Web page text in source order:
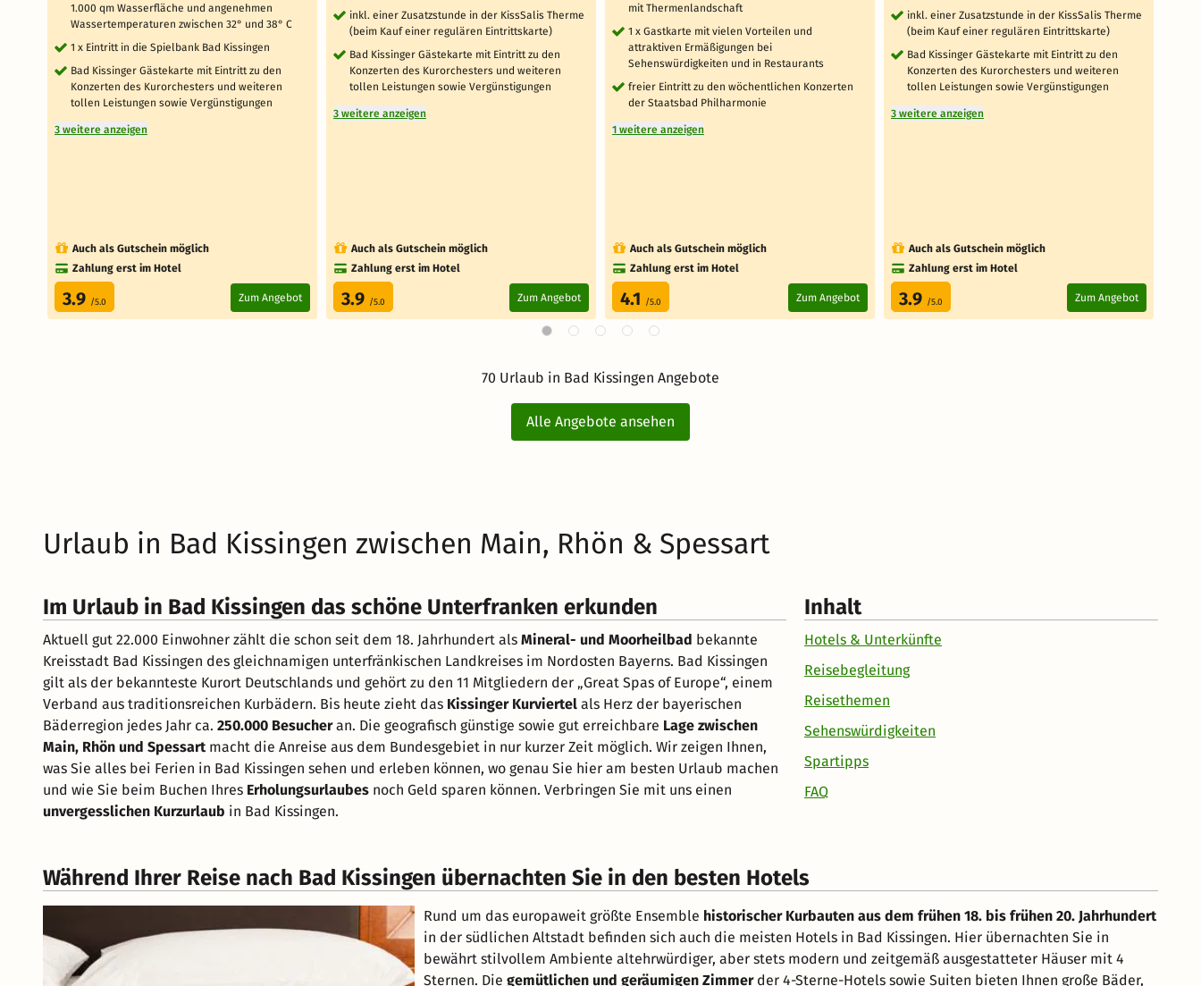
1.000 qm Wasserfläche und angenehmen
Wassertemperaturen zwischen 32° und 38° C
1 x Eintritt in die Spielbank Bad Kissingen
Bad Kissinger Gästekarte mit Eintritt zu den
Konzerten des Kurorchesters und weiteren
tollen Leistungen sowie Vergünstigungen
3 weitere anzeigen
Auch als Gutschein möglich
Zahlung erst im Hotel
3.9 /5.0 Zum Angebot
inkl. einer Zusatzstunde in der KissSalis Therme
(beim Kauf einer regulären Eintrittskarte)
Bad Kissinger Gästekarte mit Eintritt zu den
Konzerten des Kurorchesters und weiteren
tollen Leistungen sowie Vergünstigungen
3 weitere anzeigen
Auch als Gutschein möglich
Zahlung erst im Hotel
3.9 /5.0 Zum Angebot
mit Thermenlandschaft
1 x Gastkarte mit vielen Vorteilen und
attraktiven Ermäßigungen bei
Sehenswürdigkeiten und in Restaurants
freier Eintritt zu den wöchentlichen Konzerten
der Staatsbad Philharmonie
1 weitere anzeigen
Auch als Gutschein möglich
Zahlung erst im Hotel
4.1 /5.0 Zum Angebot
inkl. einer Zusatzstunde in der KissSalis Therme
(beim Kauf einer regulären Eintrittskarte)
Bad Kissinger Gästekarte mit Eintritt zu den
Konzerten des Kurorchesters und weiteren
tollen Leistungen sowie Vergünstigungen
3 weitere anzeigen
Auch als Gutschein möglich
Zahlung erst im Hotel
3.9 /5.0 Zum Angebot
70 Urlaub in Bad Kissingen Angebote
Alle Angebote ansehen
Urlaub in Bad Kissingen zwischen Main, Rhön & Spessart
Im Urlaub in Bad Kissingen das schöne Unterfranken erkunden
Aktuell gut 22.000 Einwohner zählt die schon seit dem 18. Jahrhundert als Mineral- und Moorheilbad bekannte
Kreisstadt Bad Kissingen des gleichnamigen unterfränkischen Landkreises im Nordosten Bayerns. Bad Kissingen
gilt als der bekannteste Kurort Deutschlands und gehört zu den 11 Mitgliedern der „Great Spas of Europe“, einem
Verband aus traditionsreichen Kurbädern. Bis heute zieht das Kissinger Kurviertel als Herz der bayerischen
Bäderregion jedes Jahr ca. 250.000 Besucheran. Die geografisch günstige sowie gut erreichbare Lage zwischen
Main, Rhön und Spessartmacht die Anreise aus dem Bundesgebiet in nur kurzer Zeit möglich. Wir zeigen Ihnen,
was Sie alles bei Ferien in Bad Kissingen sehen und erleben können, wo genau Sie hier am besten Urlaub machen
und wie Sie beim Buchen Ihres Erholungsurlaubes noch Geld sparen können. Verbringen Sie mit uns einen
unvergesslichen Kurzurlaub in Bad Kissingen.
Inhalt
Hotels & Unterkünfte
Reisebegleitung
Reisethemen
Sehenswürdigkeiten
Spartipps
FAQ
Während Ihrer Reise nach Bad Kissingen übernachten Sie in den besten Hotels
Rund um das europaweit größte Ensemble historischer Kurbauten aus dem frühen 18. bis frühen 20. Jahrhundert
in der südlichen Altstadt befinden sich auch die meisten Hotels in Bad Kissingen. Hier übernachten Sie in
bewährt stilvollem Ambiente altehrwürdiger, aber stets modern und zeitgemäß ausgestatteter Häuser mit 4
Sternen. Die gemütlichen und geräumigen Zimmerder 4-Sterne-Hotels sowie Suiten bieten Ihnen große Bäder,